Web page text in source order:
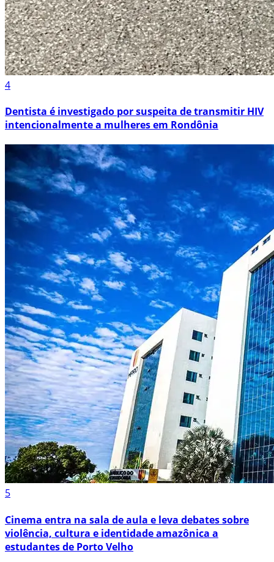
4
Dentista é investigado por suspeita de transmitir HIV
intencionalmente a mulheres em Rondônia
5
Cinema entra na sala de aula e leva debates sobre
violência, cultura e identidade amazônica a
estudantes de Porto Velho